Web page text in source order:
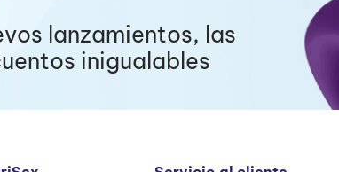
lanzamientos, las
inigualables